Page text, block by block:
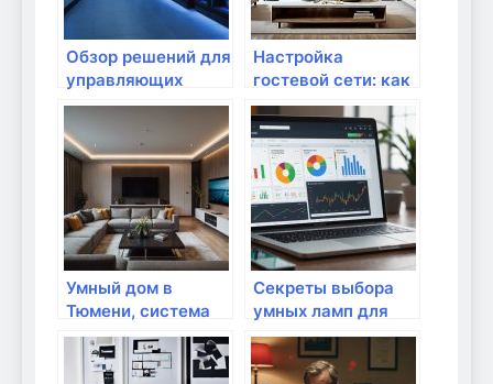
Обзор решений для
управляющих
устройств через
Wi-Fi
Настройка
гостевой сети: как
это сделать?
Умный дом в
Тюмени, система
автоматизации
дома — ТЦСТ
Секреты выбора
умных ламп для
управления через
Wi-Fi